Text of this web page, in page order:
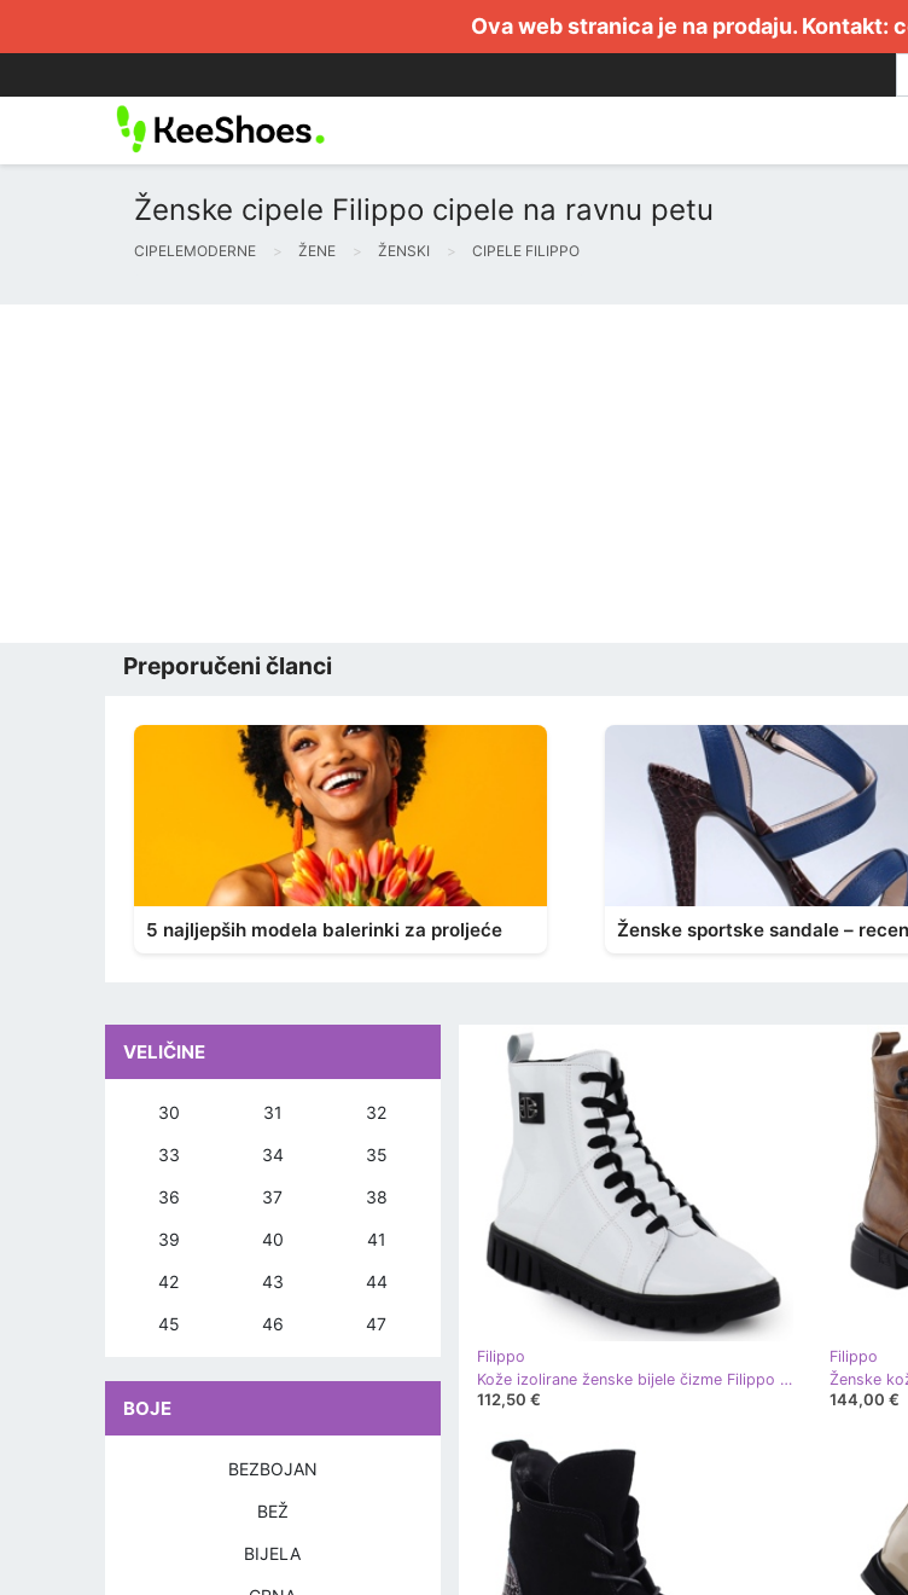
Ova web stranica je na prodaju. Kontakt:
Ženske cipele Filippo cipele na ravnu petu
CIPELEMODERNE ŽENE ŽENSKI CIPELE FILIPPO
Preporučeni članci
5 najljepših modela balerinki za proljeće Ženske sportske sandale –
Filippo
Kože izolirane ženske bijele čizme Filippo DBT7273/25
112,50 €
Filippo
144,00 €
VELIČINE
30 31 32
33 34 35
36 37 38
39 40 41
42 43 44
45 46 47
BOJE
BEZBOJAN
BEŽ
BIJELA